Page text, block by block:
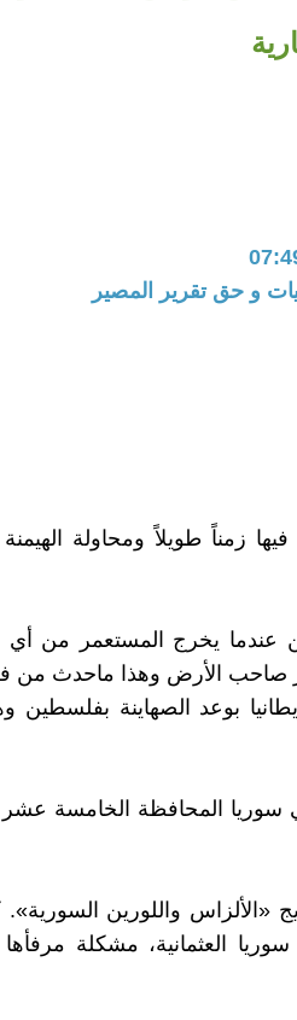
و حق تقرير المصير
زمناً طويلاً ومحاولة
عندما يخرج المستعمر من
صاحب الأرض وهذا ماحدث من
بوعد الصهاينة بفلسطين
في سوريا المحافظة الخامسة
«الألزاس واللورين السورية».
العثمانية، مشكلة